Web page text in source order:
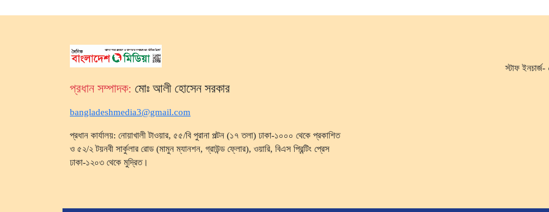
প্রধান সম্পাদক: মোঃ আলী হোসেন সরকার
bangladeshmedia3@gmail.com
প্রধান কার্যালয়: নোয়াখালী টাওয়ার, ৫৫/বি পুরানা পল্টন (১৭ তলা) ঢাকা-১০০০ থেকে প্রকাশিত
ও ৫২/২ টয়নবী সার্কুলার রোড (মামুন ম্যানশন, গ্রাউন্ড ফ্লোর), ওয়ারি, বিএস প্রিন্টিং প্রেস
ঢাকা-১২০৩ থেকে মুদ্রিত।
স্টাফ